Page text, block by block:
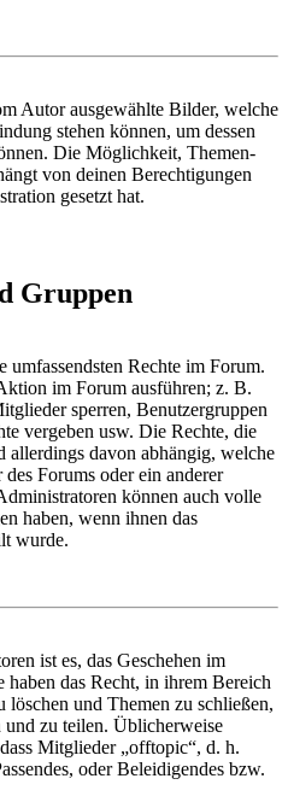
Autor ausgewählte Bilder, welche
stehen können, um dessen
Die Möglichkeit, Themen-
von deinen Berechtigungen
gesetzt hat.
Gruppen
umfassendsten Rechte im Forum.
im Forum ausführen; z. B.
sperren, Benutzergruppen
vergeben usw. Die Rechte, die
allerdings davon abhängig, welche
Forums oder ein anderer
können auch volle
haben, wenn ihnen das
wurde.
ist es, das Geschehen im
haben das Recht, in ihrem Bereich
löschen und Themen zu schließen,
zu teilen. Üblicherweise
Mitglieder „offtopic“, d. h.
oder Beleidigendes bzw.